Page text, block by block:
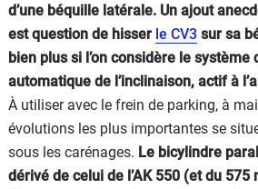
d’une béquille latérale. Un ajout
est question de hisser le CV3 sur sa
bien plus si l’on considère le système
automatique de l’inclinaison, actif à
À utiliser avec le frein de parking, à
évolutions les plus importantes se
sous les carénages. Le bicylindre
dérivé de celui de l’AK 550 (et du